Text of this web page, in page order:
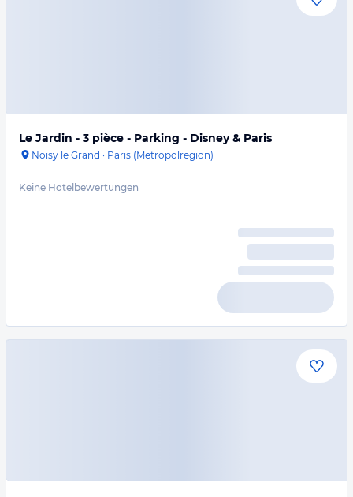
Le Jardin - 3 pièce - Parking - Disney & Paris
Noisy le Grand · Paris (Metropolregion)
Keine Hotelbewertungen